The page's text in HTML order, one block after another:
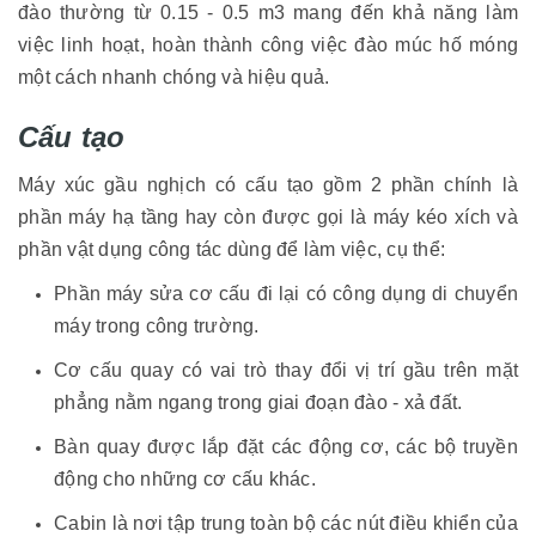
đào thường từ 0.15 - 0.5 m3 mang đến khả năng làm
việc linh hoạt, hoàn thành công việc đào múc hố móng
một cách nhanh chóng và hiệu quả.
Cấu tạo
Máy xúc gầu nghịch có cấu tạo gồm 2 phần chính là
phần máy hạ tầng hay còn được gọi là máy kéo xích và
phần vật dụng công tác dùng để làm việc, cụ thể:
Phần máy sửa cơ cấu đi lại có công dụng di chuyển
máy trong công trường.
Cơ cấu quay có vai trò thay đổi vị trí gầu trên mặt
phẳng nằm ngang trong giai đoạn đào - xả đất.
Bàn quay được lắp đặt các động cơ, các bộ truyền
động cho những cơ cấu khác.
Cabin là nơi tập trung toàn bộ các nút điều khiển của